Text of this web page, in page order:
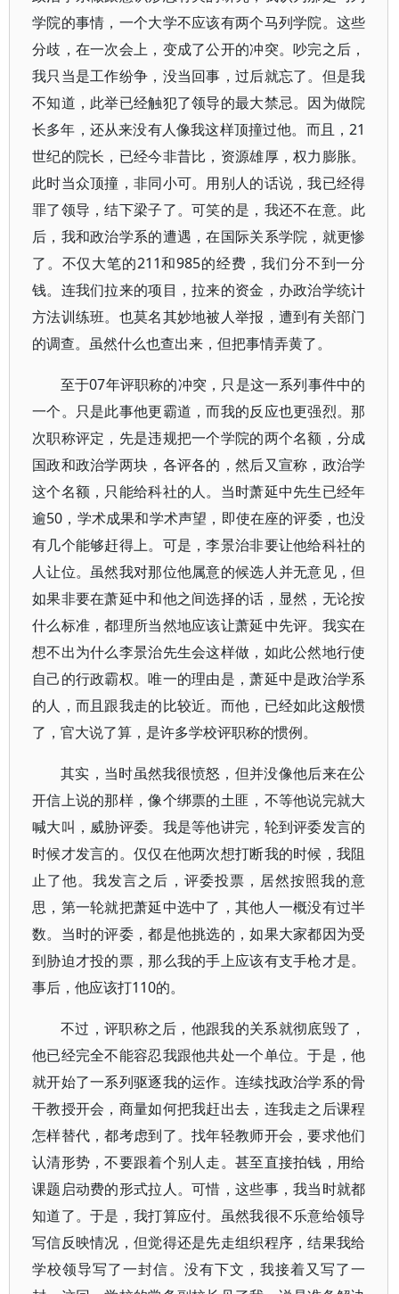
学院的事情，一个大学不应该有两个马列学院。这些
分歧，在一次会上，变成了公开的冲突。吵完之后，
我只当是工作纷争，没当回事，过后就忘了。但是我
不知道，此举已经触犯了领导的最大禁忌。因为做院
长多年，还从来没有人像我这样顶撞过他。而且，21
世纪的院长，已经今非昔比，资源雄厚，权力膨胀。
此时当众顶撞，非同小可。用别人的话说，我已经得
罪了领导，结下梁子了。可笑的是，我还不在意。此
后，我和政治学系的遭遇，在国际关系学院，就更惨
了。不仅大笔的211和985的经费，我们分不到一分
钱。连我们拉来的项目，拉来的资金，办政治学统计
方法训练班。也莫名其妙地被人举报，遭到有关部门
的调查。虽然什么也查出来，但把事情弄黄了。
至于07年评职称的冲突，只是这一系列事件中的
一个。只是此事他更霸道，而我的反应也更强烈。那
次职称评定，先是违规把一个学院的两个名额，分成
国政和政治学两块，各评各的，然后又宣称，政治学
这个名额，只能给科社的人。当时萧延中先生已经年
逾50，学术成果和学术声望，即使在座的评委，也没
有几个能够赶得上。可是，李景治非要让他给科社的
人让位。虽然我对那位他属意的候选人并无意见，但
如果非要在萧延中和他之间选择的话，显然，无论按
什么标准，都理所当然地应该让萧延中先评。我实在
想不出为什么李景治先生会这样做，如此公然地行使
自己的行政霸权。唯一的理由是，萧延中是政治学系
的人，而且跟我走的比较近。而他，已经如此这般惯
了，官大说了算，是许多学校评职称的惯例。
其实，当时虽然我很愤怒，但并没像他后来在公
开信上说的那样，像个绑票的土匪，不等他说完就大
喊大叫，威胁评委。我是等他讲完，轮到评委发言的
时候才发言的。仅仅在他两次想打断我的时候，我阻
止了他。我发言之后，评委投票，居然按照我的意
思，第一轮就把萧延中选中了，其他人一概没有过半
数。当时的评委，都是他挑选的，如果大家都因为受
到胁迫才投的票，那么我的手上应该有支手枪才是。
事后，他应该打110的。
不过，评职称之后，他跟我的关系就彻底毁了，
他已经完全不能容忍我跟他共处一个单位。于是，他
就开始了一系列驱逐我的运作。连续找政治学系的骨
干教授开会，商量如何把我赶出去，连我走之后课程
怎样替代，都考虑到了。找年轻教师开会，要求他们
认清形势，不要跟着个别人走。甚至直接拍钱，用给
课题启动费的形式拉人。可惜，这些事，我当时就都
知道了。于是，我打算应付。虽然我很不乐意给领导
写信反映情况，但觉得还是先走组织程序，结果我给
学校领导写了一封信。没有下文，我接着又写了一